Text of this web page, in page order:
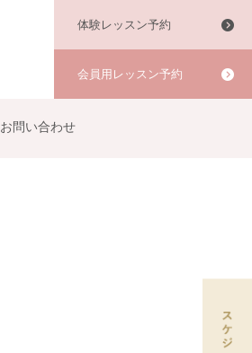
体験レッスン予約
会員用レッスン予約
お問い合わせ